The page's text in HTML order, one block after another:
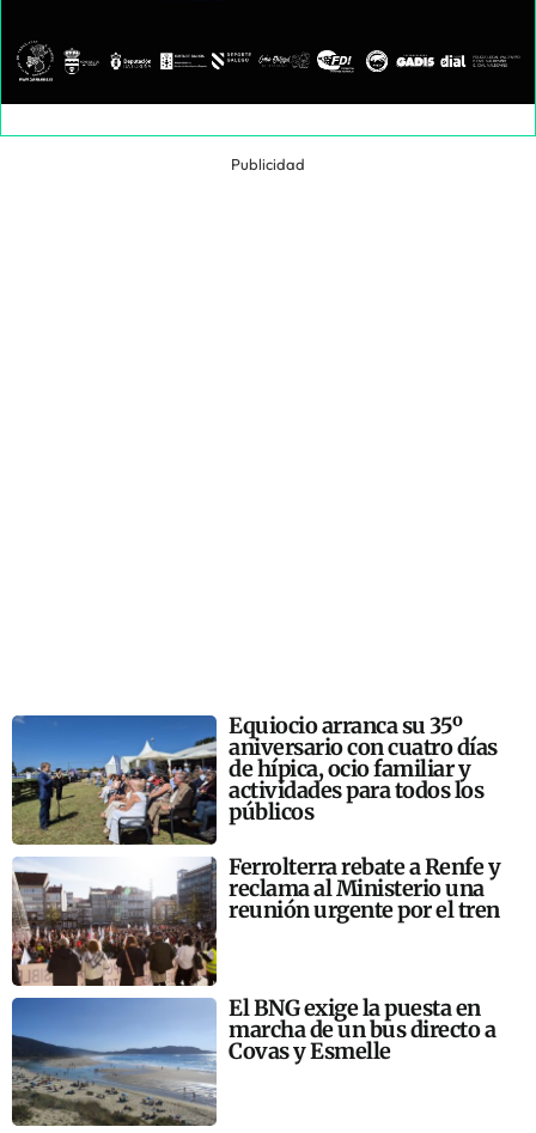
Publicidad
Equiocio arranca su 35º
aniversario con cuatro días
de hípica, ocio familiar y
actividades para todos los
públicos
Ferrolterra rebate a Renfe y
reclama al Ministerio una
reunión urgente por el tren
El BNG exige la puesta en
marcha de un bus directo a
Covas y Esmelle